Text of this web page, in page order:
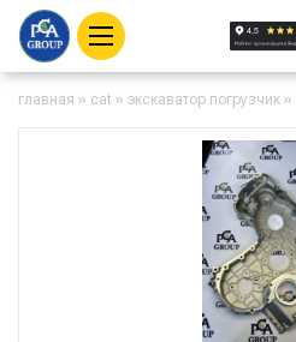
главная » cat » экскаватор погрузчик »